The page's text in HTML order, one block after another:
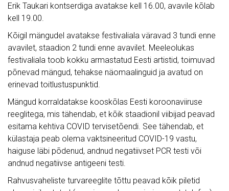
Erik Taukari kontserdiga avatakse kell 16.00, avavile kõlab
kell 19.00.
Kõigil mängudel avatakse festivaliala väravad 3 tundi enne
avavilet, staadion 2 tundi enne avavilet. Meeleolukas
festivaliala toob kokku armastatud Eesti artistid, toimuvad
põnevad mängud, tehakse näomaalinguid ja avatud on
erinevad toitlustuspunktid.
Mängud korraldatakse kooskõlas Eesti koroonaviiruse
reeglitega, mis tähendab, et kõik staadionil viibijad peavad
esitama kehtiva COVID tervisetõendi. See tähendab, et
külastaja peab olema vaktsineeritud COVID-19 vastu,
haiguse läbi põdenud, andnud negatiivset PCR testi või
andnud negatiivse antigeeni testi.
Rahvusvaheliste turvareeglite tõttu peavad kõik piletid